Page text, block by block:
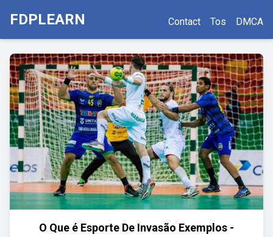
FDPLEARN Contact Tos DMCA
O Que é Esporte De Invasão Exemplos -